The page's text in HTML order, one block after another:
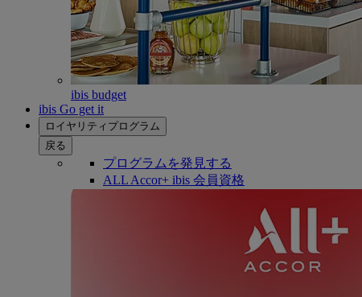
ibis budget
ibis Go get it
ロイヤリティプログラム
戻る
プログラムを発見する
ALL Accor+ ibis 会員資格